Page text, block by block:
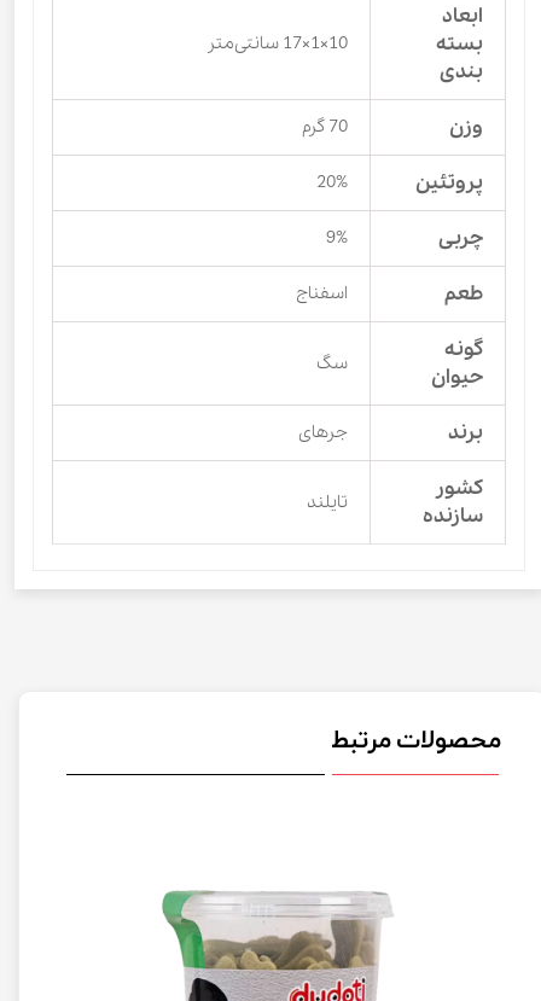
ابعاد
بسته
بندی
10×1×17 سانتی‌متر
وزن 70 گرم
پروتئین 20%
چربی 9%
طعم اسفناج
گونه
حیوان
سگ
برند جرهای
کشور
سازنده
تایلند
محصولات مرتبط